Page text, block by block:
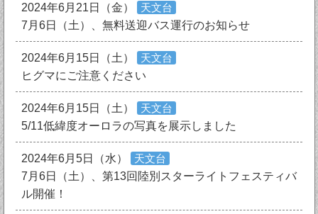
2024年6月21日（金）
天文台
7月6日（土）、無料送迎バス運行のお知らせ
2024年6月15日（土）
天文台
ヒグマにご注意ください
2024年6月15日（土）
天文台
5/11低緯度オーロラの写真を展示しました
2024年6月5日（水）
天文台
7月6日（土）、第13回陸別スターライトフェスティバ
ル開催！